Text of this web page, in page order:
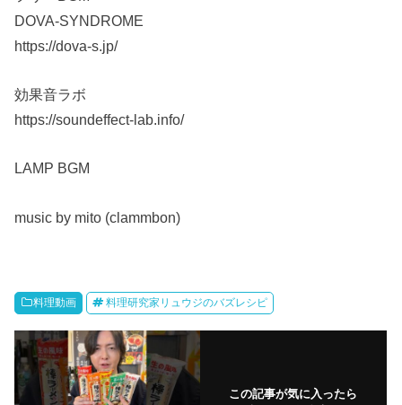
DOVA-SYNDROME
https://dova-s.jp/
効果音ラボ
https://soundeffect-lab.info/
LAMP BGM
music by mito (clammbon)
料理動画 料理研究家リュウジのバズレシピ
この記事が気に入ったら